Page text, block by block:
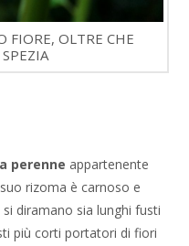
FIORE, OLTRE CHE
perenne appartenente
rizoma è carnoso e
diramano sia lunghi fusti
più corti portatori di fiori